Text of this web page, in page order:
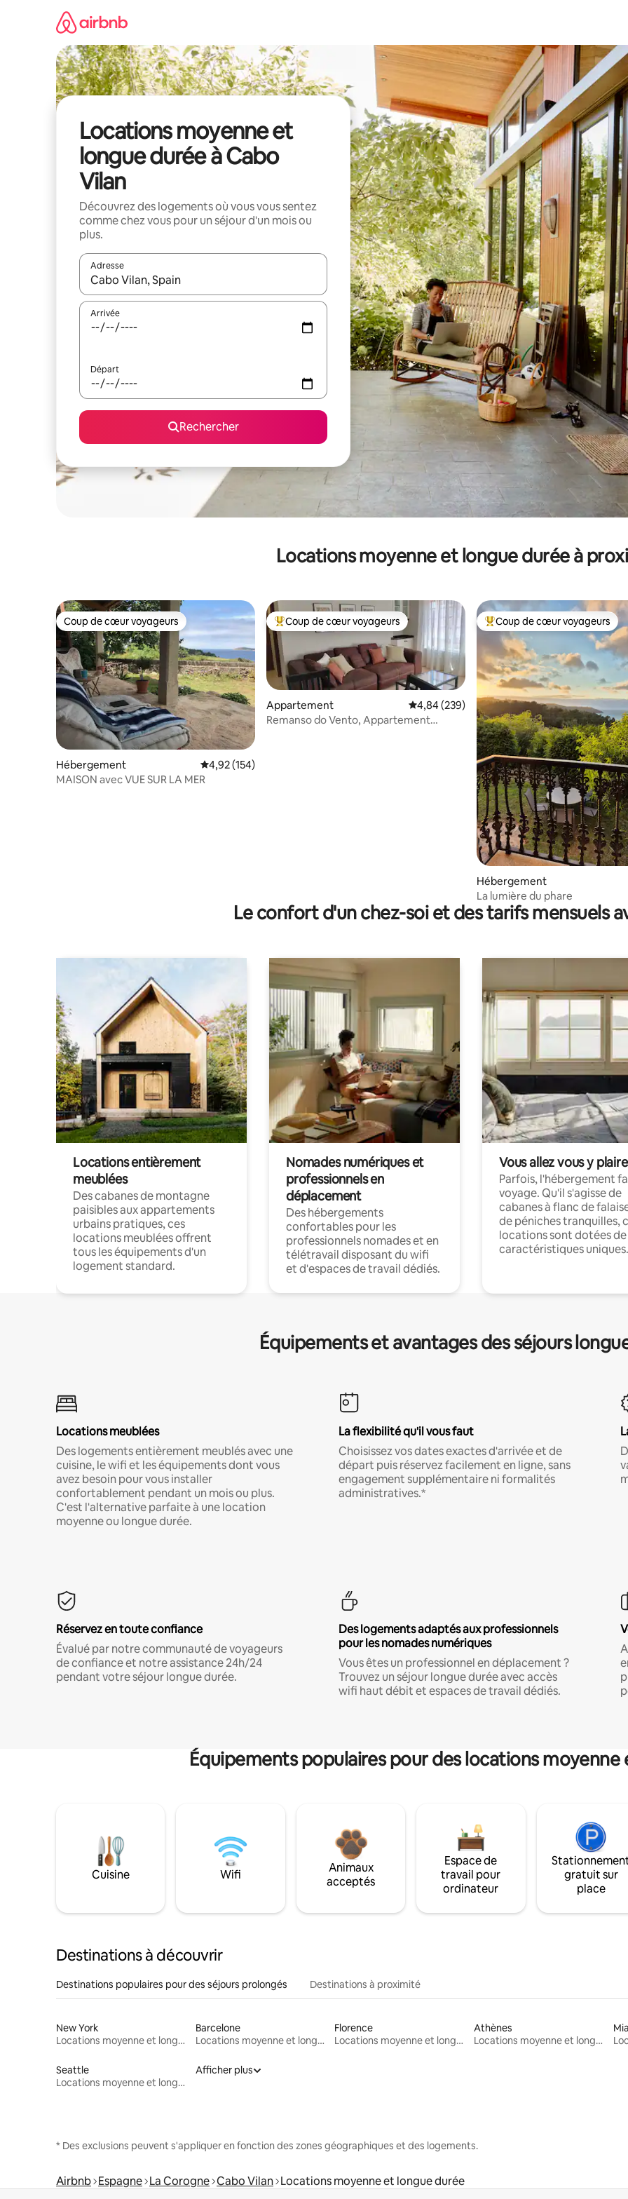
Locations moyenne et
longue durée à Cabo
Vilan
Découvrez des logements où vous vous sentez
comme chez vous pour un séjour d'un mois ou
plus.
Adresse
Lorsque les résultats s'affichent, utilisez les flèches vers le haut et vers le bas pour les parcourir ou en appuyant et en
Arrivée
Départ
Rechercher
Locations moyenne et longue durée à
Coup de cœur voyageurs
Coup de cœur voyageurs
Hébergement Évaluation moyenne sur la base de 154 commentaires : 4,92 sur 5
4,92 (154)
MAISON avec VUE SUR LA MER
Coups de cœur voyageurs les plus appréciés
Coup de cœur voyageurs
Appartement Évaluation moyenne sur la base de 239
4,84 (239)
Remanso do Vento, Appartement
Coups de cœur voyageurs les
Coup de cœur voyageurs
Hébergement
La lumière du phare
Le confort d'un chez-soi et des tarifs mensuels
Locations entièrement
meublées
Des cabanes de montagne
paisibles aux appartements
urbains pratiques, ces
locations meublées offrent
tous les équipements d'un
logement standard.
Nomades numériques et
professionnels en
déplacement
Des hébergements
confortables pour les
professionnels nomades et en
télétravail disposant du wifi
et d'espaces de travail dédiés.
Vous allez vous y plaire
Parfois, l'hébergement
voyage. Qu'il s'agisse de
cabanes à flanc de
de péniches tranquilles,
locations sont dotées de
caractéristiques uniques.
Équipements et avantages des séjours
Locations meublées
Des logements entièrement meublés avec une
cuisine, le wifi et les équipements dont vous
avez besoin pour vous installer
confortablement pendant un mois ou plus.
C'est l'alternative parfaite à une location
moyenne ou longue durée.
La flexibilité qu'il vous faut
Choisissez vos dates exactes d'arrivée et de
départ puis réservez facilement en ligne, sans
engagement supplémentaire ni formalités
administratives.*
Réservez en toute confiance
Évalué par notre communauté de voyageurs
de confiance et notre assistance 24h/24
pendant votre séjour longue durée.
Des logements adaptés aux professionnels
pour les nomades numériques
Vous êtes un professionnel en déplacement ?
Trouvez un séjour longue durée avec accès
wifi haut débit et espaces de travail dédiés.
Équipements populaires pour des locations
Cuisine Wifi
Animaux
acceptés
Espace de
travail pour
ordinateur
gratuit sur
place
Destinations à découvrir
Destinations populaires pour des séjours prolongés Destinations à proximité
New York
Locations moyenne et longue durée
Barcelone
Locations moyenne et longue durée
Florence
Locations moyenne et longue durée
Athènes
Locations moyenne et longue durée
Seattle
Locations moyenne et longue durée
Afficher plus
* Des exclusions peuvent s'appliquer en fonction des zones géographiques et des logements.
Airbnb Espagne La Corogne Cabo Vilan Locations moyenne et longue durée